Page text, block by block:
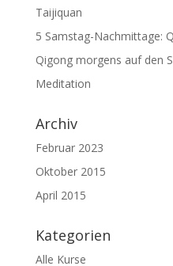
Taijiquan
5 Samstag-Nachmittage:
Qigong morgens auf den
Meditation
Archiv
Februar 2023
Oktober 2015
April 2015
Kategorien
Alle Kurse